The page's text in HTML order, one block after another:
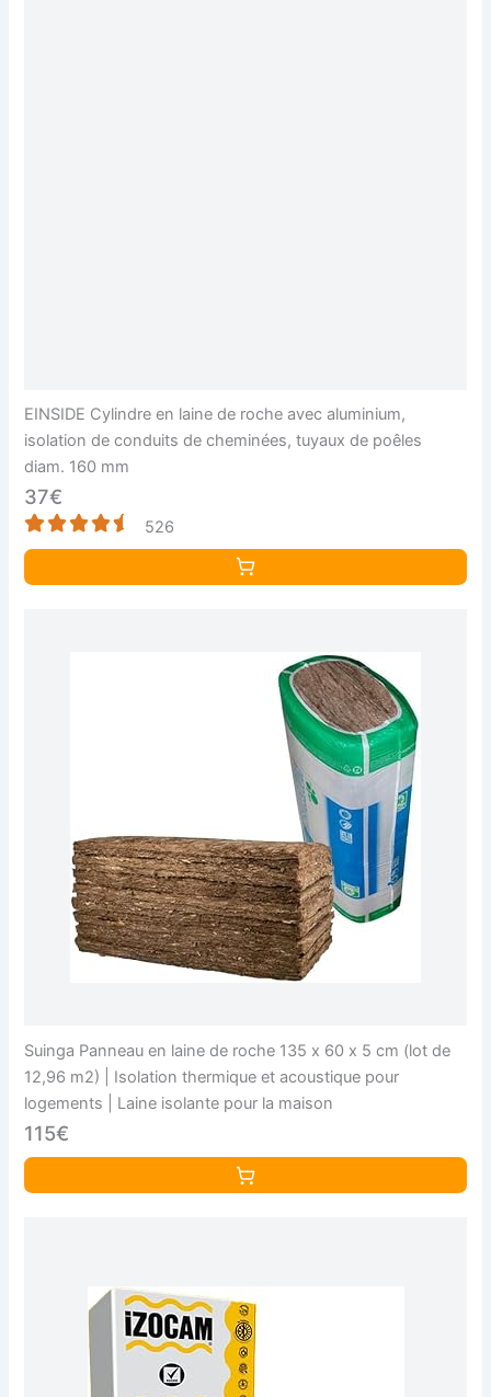
EINSIDE Cylindre en laine de roche avec aluminium,
isolation de conduits de cheminées, tuyaux de poêles
diam. 160 mm
37€
526
Suinga Panneau en laine de roche 135 x 60 x 5 cm (lot de
12,96 m2) | Isolation thermique et acoustique pour
logements | Laine isolante pour la maison
115€